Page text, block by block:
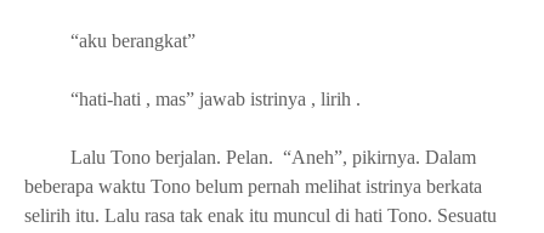
“aku berangkat”
“hati-hati , mas” jawab istrinya , lirih .
Lalu Tono berjalan. Pelan. “Aneh”, pikirnya. Dalam
beberapa waktu Tono belum pernah melihat istrinya berkata
selirih itu. Lalu rasa tak enak itu muncul di hati Tono. Sesuatu